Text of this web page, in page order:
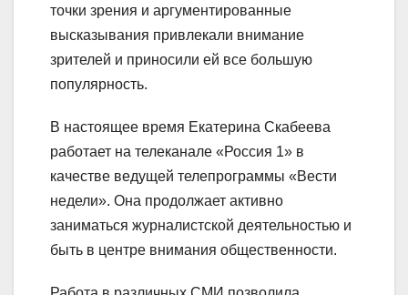
точки зрения и аргументированные
высказывания привлекали внимание
зрителей и приносили ей все большую
популярность.
В настоящее время Екатерина Скабеева
работает на телеканале «Россия 1» в
качестве ведущей телепрограммы «Вести
недели». Она продолжает активно
заниматься журналистской деятельностью и
быть в центре внимания общественности.